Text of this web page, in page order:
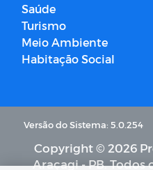
Saúde
Turismo
Meio Ambiente
Habitação Social
Versão do Sistema: 5.0.254
Copyright © 2026
Araçagi - PB. Todos